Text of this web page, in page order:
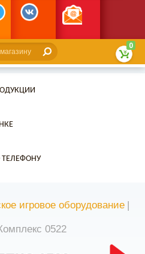
0
игровое оборудование |
0522